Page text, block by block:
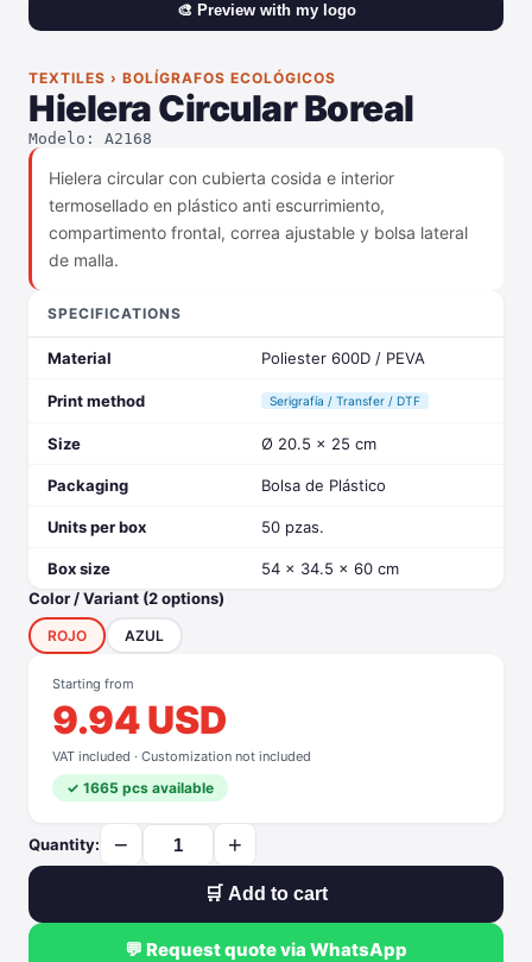
🎨 Preview with my logo
TEXTILES › BOLÍGRAFOS ECOLÓGICOS
Hielera Circular Boreal
Modelo: A2168
Hielera circular con cubierta cosida e interior
termosellado en plástico anti escurrimiento,
compartimento frontal, correa ajustable y bolsa lateral
de malla.
SPECIFICATIONS
Material Poliester 600D / PEVA
Print method Serigrafía / Transfer / DTF
Size Ø 20.5 x 25 cm
Packaging Bolsa de Plástico
Units per box 50 pzas.
Box size
54 x 34.5 x 60 cm
Color / Variant (2 options)
ROJO AZUL
Starting from
9.94 USD
VAT included · Customization not included
✓ 1665 pcs available
Quantity: − +
🛒 Add to cart
💬 Request quote via WhatsApp